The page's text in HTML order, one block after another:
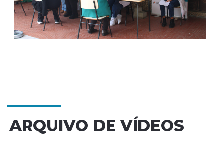
ARQUIVO DE VÍDEOS